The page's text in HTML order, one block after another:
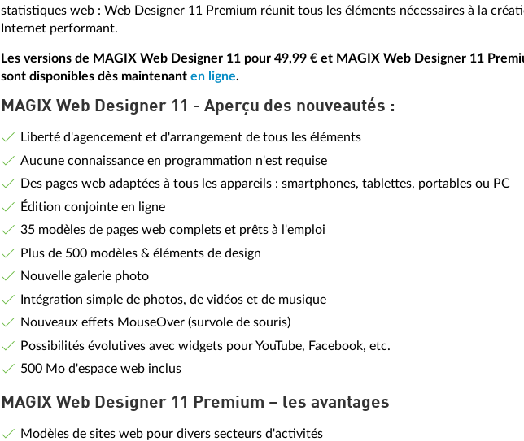
statistiques web : Web Designer 11 Premium réunit tous les éléments nécessaires à la
Internet performant.
Les versions de MAGIX Web Designer 11 pour 49,99 € et MAGIX Web Designer 11
sont disponibles dès maintenant en ligne.
MAGIX Web Designer 11 - Aperçu des nouveautés :
Liberté d'agencement et d'arrangement de tous les éléments
Aucune connaissance en programmation n'est requise
Des pages web adaptées à tous les appareils : smartphones, tablettes, portables ou PC
Édition conjointe en ligne
35 modèles de pages web complets et prêts à l'emploi
Plus de 500 modèles & éléments de design
Nouvelle galerie photo
Intégration simple de photos, de vidéos et de musique
Nouveaux effets MouseOver (survole de souris)
Possibilités évolutives avec widgets pour YouTube, Facebook, etc.
500 Mo d'espace web inclus
MAGIX Web Designer 11 Premium – les avantages
Modèles de sites web pour divers secteurs d'activités